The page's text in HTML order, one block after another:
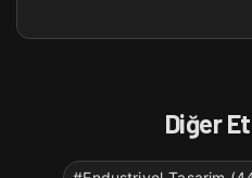
Diğer